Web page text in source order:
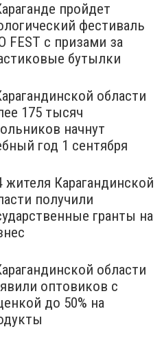
пройдет
фестиваль
FEST с призами за
бутылки
области
175 тысяч
начнут
год 1 сентября
жителя Карагандинской
получили
гранты на
области
оптовиков с
до 50% на